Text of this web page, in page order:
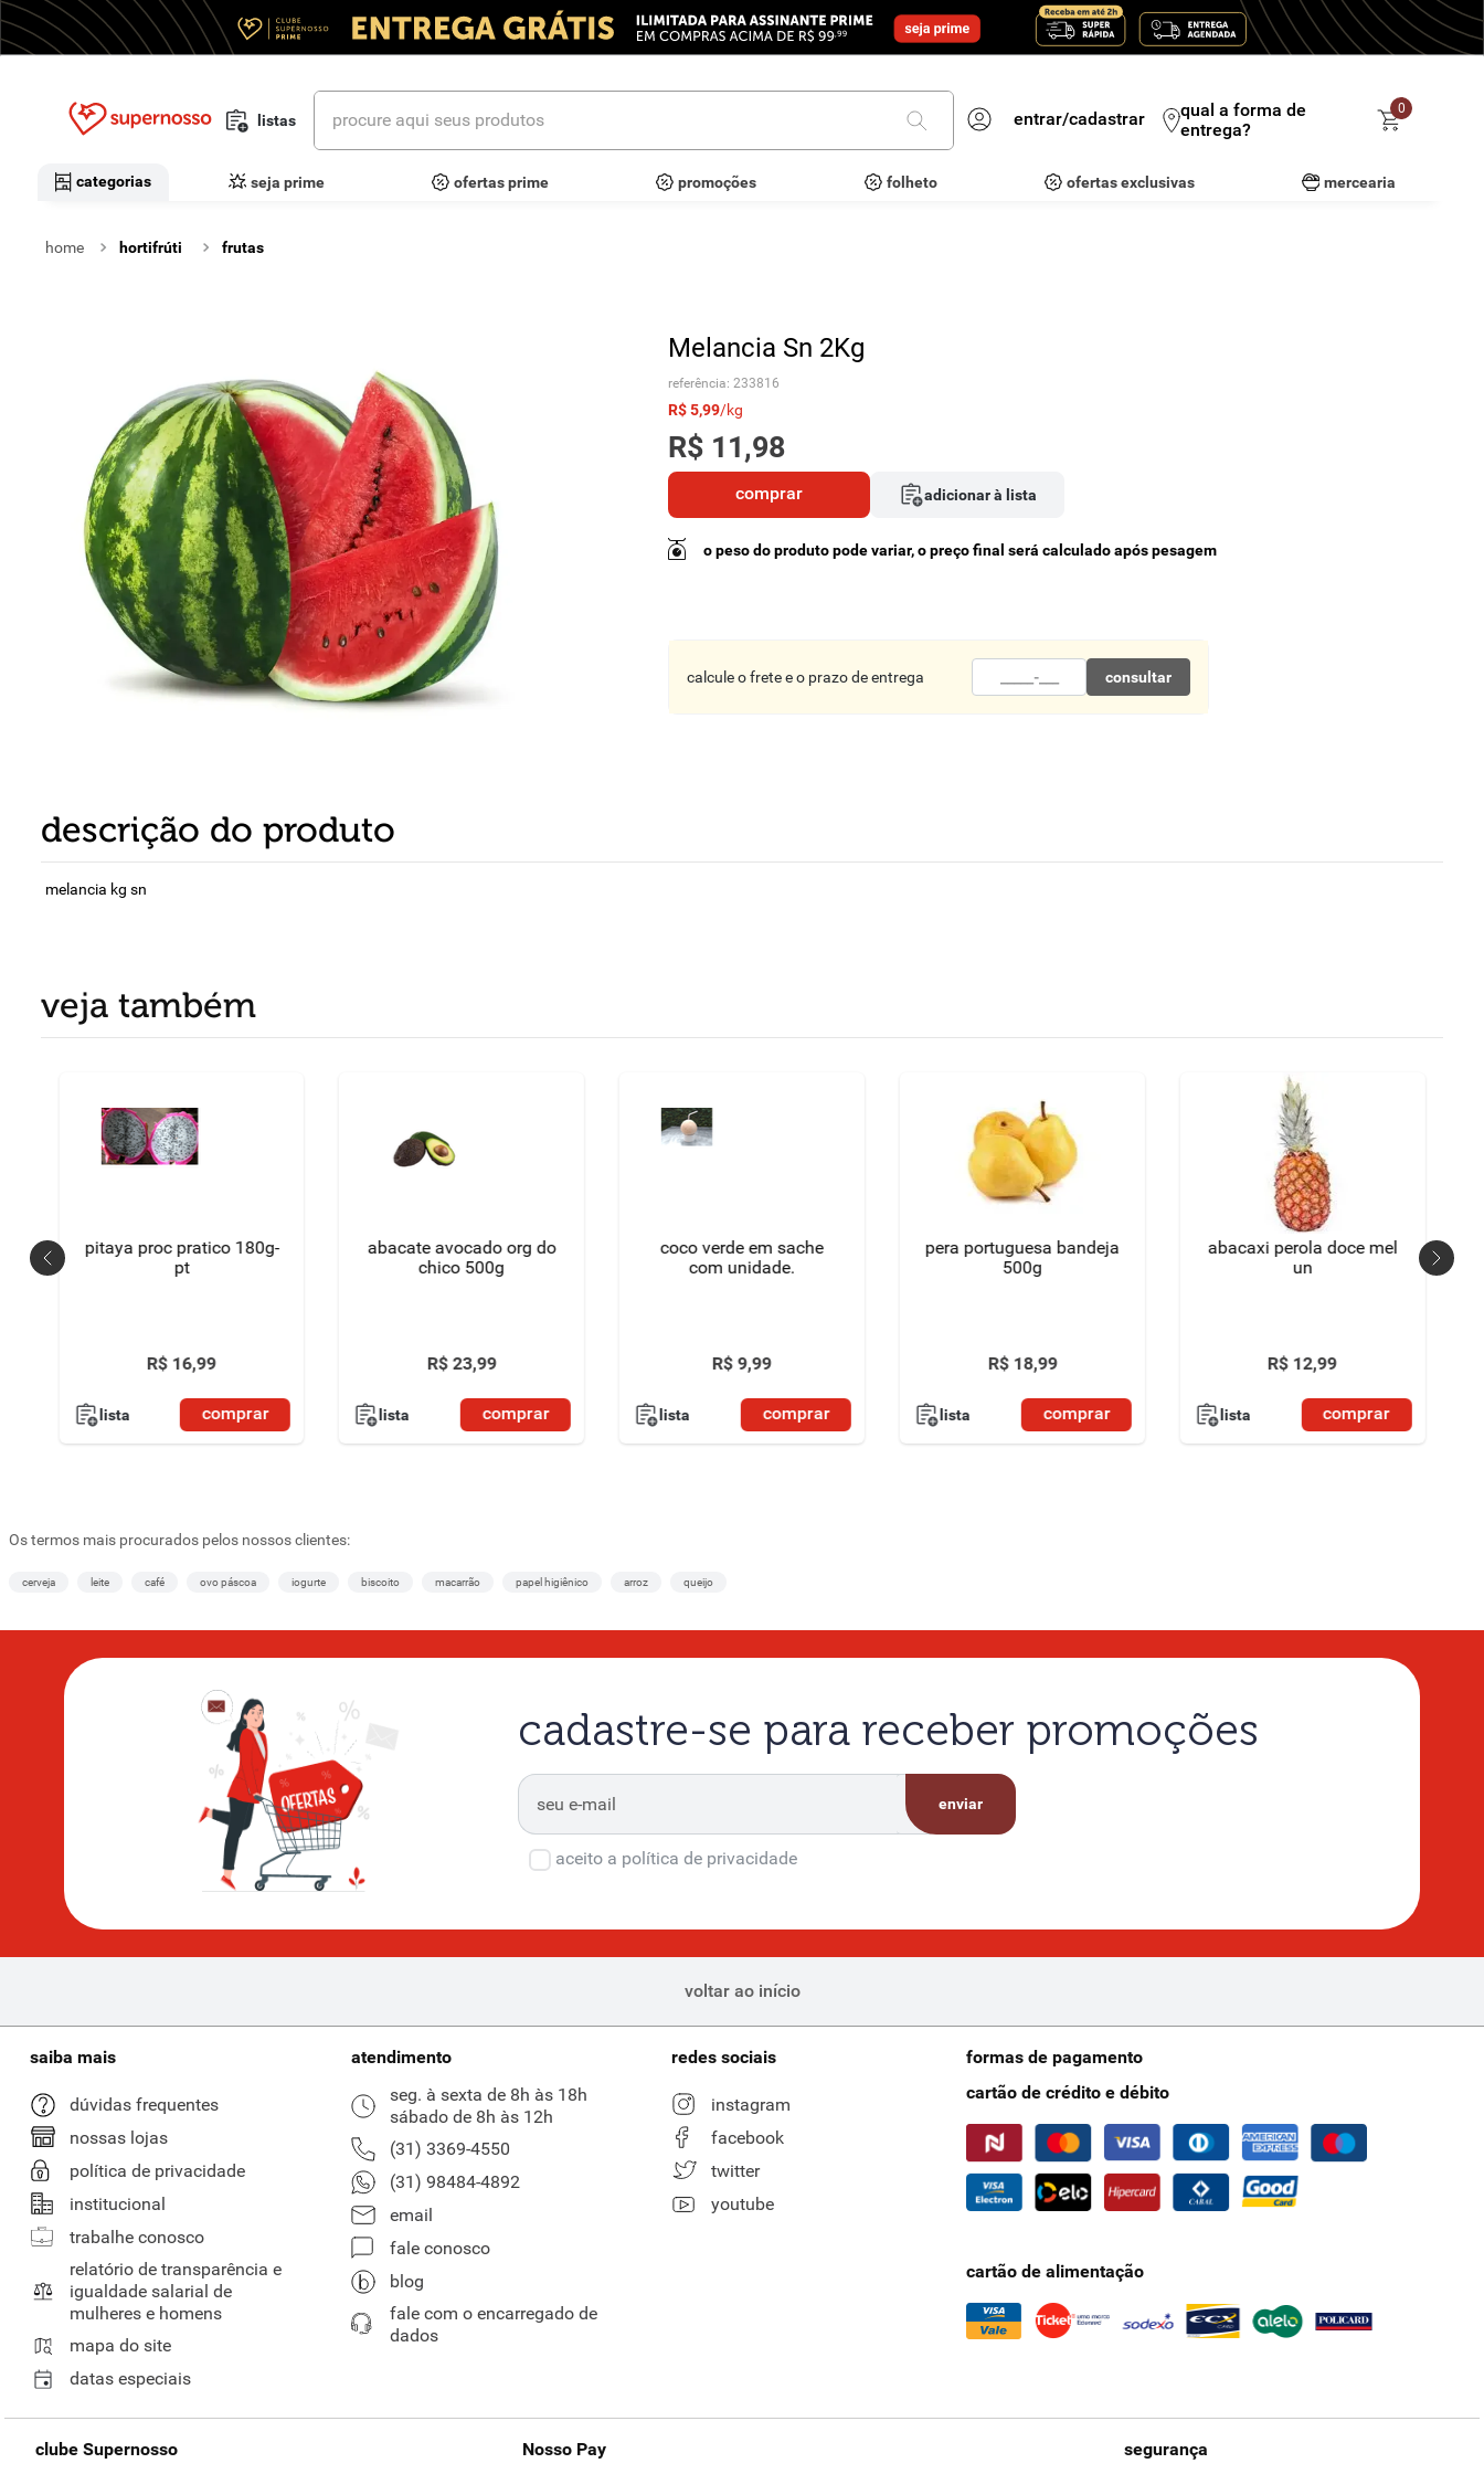
listas
procure aqui seus produtos
entrar/cadastrar
qual a forma de
entrega?
0
categorias seja prime ofertas prime promoções folheto ofertas exclusivas mercearia
hortifrúti frutas
Melancia Sn 2Kg
referência:233816
R$5,99/kg
R$ 11,98
comprar adicionar à lista
o peso do produto pode variar, o preço final será calculado após pesagem
calcule o frete e o prazo de entrega consultar
descrição do produto
melancia kg sn
veja também
pitaya proc pratico 180g-
pt
R$ 16,99
lista comprar
abacate avocado org do
chico 500g
R$ 23,99
lista comprar
coco verde em sache
com unidade.
R$ 9,99
lista comprar
pera portuguesa bandeja
500g
R$ 18,99
lista comprar
abacaxi perola doce mel
un
R$ 12,99
lista comprar
Os termos mais procurados pelos nossos clientes:
cerveja leite café ovo páscoa iogurte biscoito macarrão papel higiênico arroz queijo
cadastre-se para receber promoções
enviar
aceito a política de privacidade
voltar ao início
saiba mais
dúvidas frequentes
nossas lojas
política de privacidade
institucional
trabalhe conosco
relatório de transparência e
igualdade salarial de
mulheres e homens
mapa do site
datas especiais
atendimento
seg. à sexta de 8h às 18h
sábado de 8h às 12h
(31) 3369-4550
(31) 98484-4892
email
fale conosco
blog
fale com o encarregado de
dados
redes sociais
instagram
facebook
twitter
youtube
formas de pagamento
cartão de crédito e débito
cartão de alimentação
clube Supernosso Nosso Pay segurança
termos mais buscados
5º vinhos
º biscoito
7º queijo
8º detergente
9 macarrão
10º chocolate